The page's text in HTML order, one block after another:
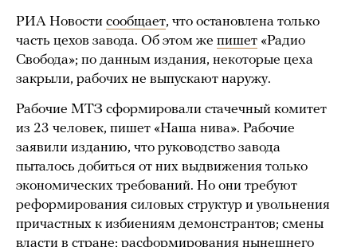
РИА Новости сообщает, что остановлена только
часть цехов завода. Об этом же пишет «Радио
Свобода»; по данным издания, некоторые цеха
закрыли, рабочих не выпускают наружу.
Рабочие МТЗ сформировали стачечный комитет
из 23 человек, пишет «Наша нива». Рабочие
заявили изданию, что руководство завода
пыталось добиться от них выдвижения только
экономических требований. Но они требуют
реформирования силовых структур и увольнения
причастных к избиениям демонстрантов; смены
власти в стране; расформирования нынешнего